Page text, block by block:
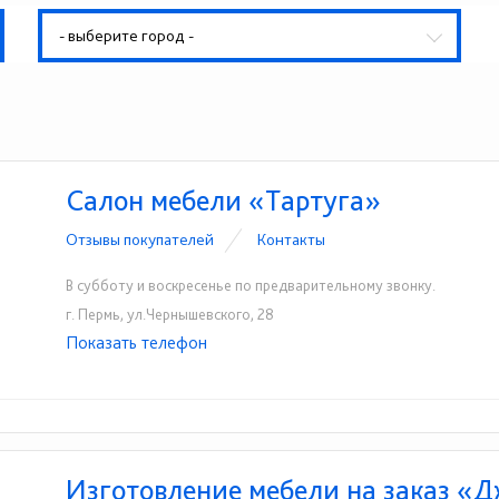
- выберите город -
Салон мебели «Тартуга»
Отзывы покупателей Контакты
В субботу и воскресенье по предварительному звонку.
г. Пермь, ул.Чернышевского, 28
☎+7(342)246-12-51
Показать телефон
Изготовление мебели на заказ